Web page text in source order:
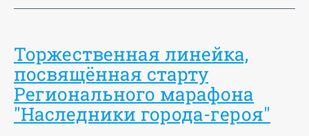
Торжественная линейка,
посвящённая старту
Регионального марафона
"Наследники города-героя"